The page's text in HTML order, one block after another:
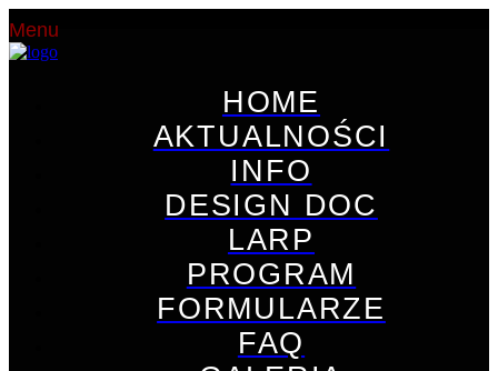
Menu
HOME
AKTUALNOŚCI
INFO
DESIGN DOC
LARP
PROGRAM
FORMULARZE
FAQ